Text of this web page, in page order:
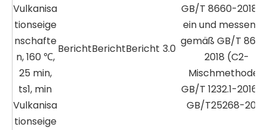
GB/T 8660-2018
ein und messen
gemäß GB/T
2018 (C2-
Mischmethode),
GB/T 1232.1-2016
GB/T25268-2010.
Vulkanisa
tionseige
nschafte
n, 160 ℃,
25 min,
ts1, min
BerichtBerichtBericht 3.0
Vulkanisa
tionseige